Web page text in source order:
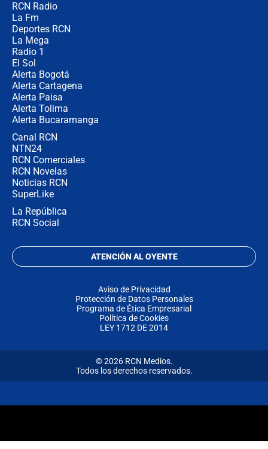
RCN Radio
La Fm
Deportes RCN
La Mega
Radio 1
El Sol
Alerta Bogotá
Alerta Cartagena
Alerta Paisa
Alerta Tolima
Alerta Bucaramanga
Canal RCN
NTN24
RCN Comerciales
RCN Novelas
Noticias RCN
SuperLike
La República
RCN Social
ATENCIÓN AL OYENTE
Aviso de Privacidad
Protección de Datos Personales
Programa de Ética Empresarial
Política de Cookies
LEY 1712 DE 2014
© 2026 RCN Medios.
Todos los derechos reservados.